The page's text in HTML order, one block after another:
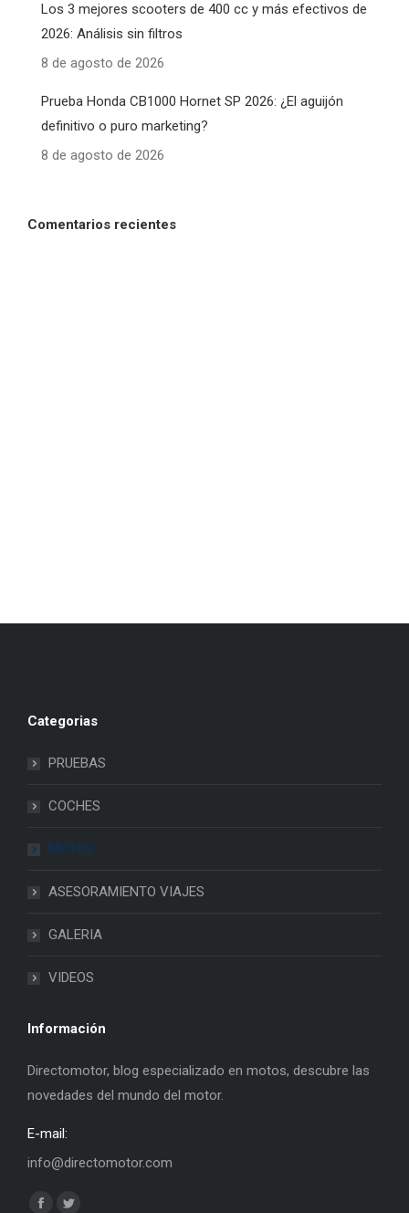
Los 3 mejores scooters de 400 cc y más efectivos de
2026: Análisis sin filtros
8 de agosto de 2026
Prueba Honda CB1000 Hornet SP 2026: ¿El aguijón
definitivo o puro marketing?
8 de agosto de 2026
Comentarios recientes
Categorias
PRUEBAS
COCHES
MOTOS
ASESORAMIENTO VIAJES
GALERIA
VIDEOS
Información
Directomotor, blog especializado en motos, descubre las
novedades del mundo del motor.
E-mail:
info@directomotor.com
Find us on: